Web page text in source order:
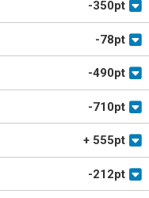
-350pt
-78pt
-490pt
-710pt
+ 555pt
-212pt
です。
いいたします。